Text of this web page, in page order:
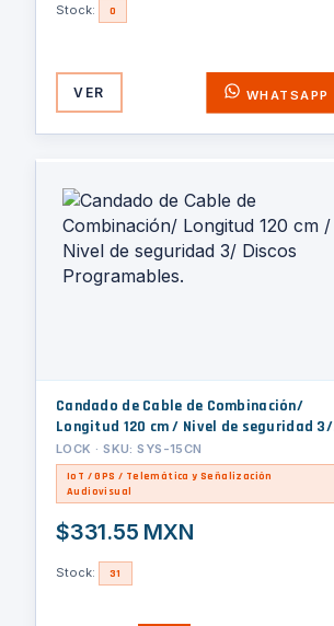
Stock: 0
VER WHATSAPP
Candado de Cable de Combinación/
Longitud 120 cm / Nivel de seguridad 3/
Discos Programables.
LOCK · SKU: SYS-15CN
IoT / GPS / Telemática y Señalización
Audiovisual
$331.55 MXN
Stock: 31